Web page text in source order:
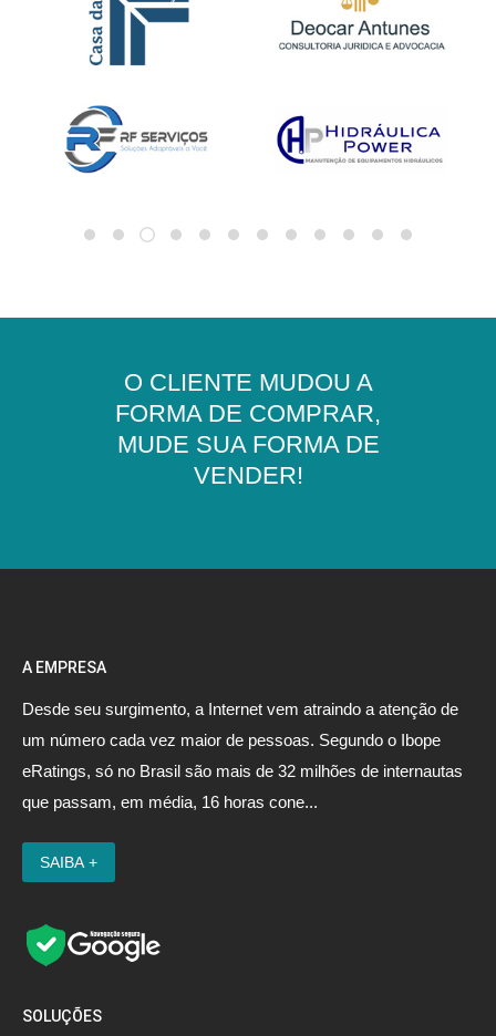
O CLIENTE MUDOU A
FORMA DE COMPRAR,
MUDE SUA FORMA DE
VENDER!
A EMPRESA
Desde seu surgimento, a Internet vem atraindo a atenção de
um número cada vez maior de pessoas. Segundo o Ibope
eRatings, só no Brasil são mais de 32 milhões de internautas
que passam, em média, 16 horas cone...
SOLUÇÕES